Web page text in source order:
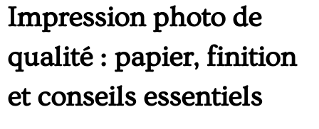
Impression photo de
qualité : papier, finition
et conseils essentiels